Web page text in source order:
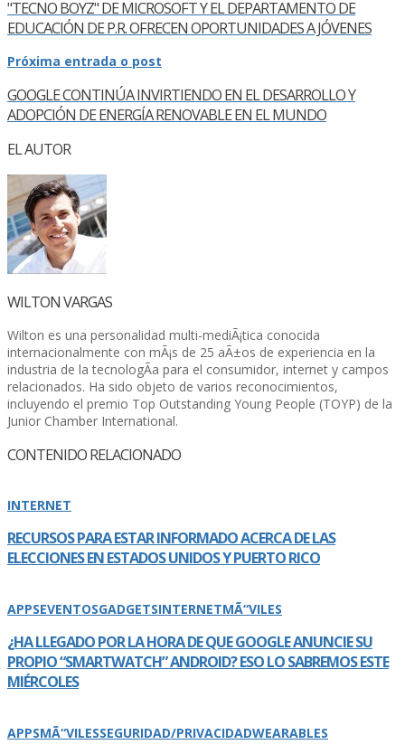
"TECNO BOYZ" DE MICROSOFT Y EL DEPARTAMENTO DE
EDUCACIÓN DE P.R. OFRECEN OPORTUNIDADES A JÓVENES
Próxima entrada o post
GOOGLE CONTINÚA INVIRTIENDO EN EL DESARROLLO Y
ADOPCIÓN DE ENERGÍ­A RENOVABLE EN EL MUNDO
EL AUTOR
WILTON VARGAS
Wilton es una personalidad multi-mediÃ¡tica conocida
internacionalmente con mÃ¡s de 25 aÃ±os de experiencia en la
industria de la tecnologÃ­a para el consumidor, internet y campos
relacionados. Ha sido objeto de varios reconocimientos,
incluyendo el premio Top Outstanding Young People (TOYP) de la
Junior Chamber International.
CONTENIDO RELACIONADO
INTERNET
RECURSOS PARA ESTAR INFORMADO ACERCA DE LAS
ELECCIONES EN ESTADOS UNIDOS Y PUERTO RICO
APPSEVENTOSGADGETSINTERNETMÃ“VILES
¿HA LLEGADO POR LA HORA DE QUE GOOGLE ANUNCIE SU
PROPIO “SMARTWATCH” ANDROID? ESO LO SABREMOS ESTE
MIÉRCOLES
APPSMÃ“VILESSEGURIDAD/PRIVACIDADWEARABLES